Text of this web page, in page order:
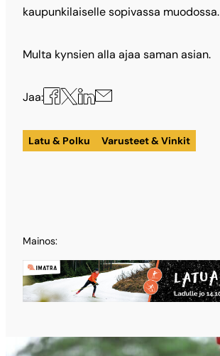
kaupunkilaiselle sopivassa muodossa.
Multa kynsien alla ajaa saman asian.
Jaa: Jaa
Facebookissa
Jaa
X:ssä
Jaa
LinkedInissä
Jaa
sähköpostilla
Latu & Polku Varusteet & Vinkit
Mainos: